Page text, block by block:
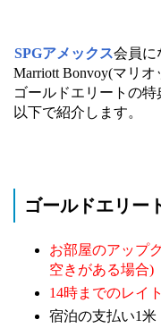
SPGアメックス会員に
Marriott Bonvoy(マリ
ゴールドエリートの特
以下で紹介します。
ゴールドエリー
お部屋のアップ
空きがある場合)
14時までのレイ
宿泊の支払い1米